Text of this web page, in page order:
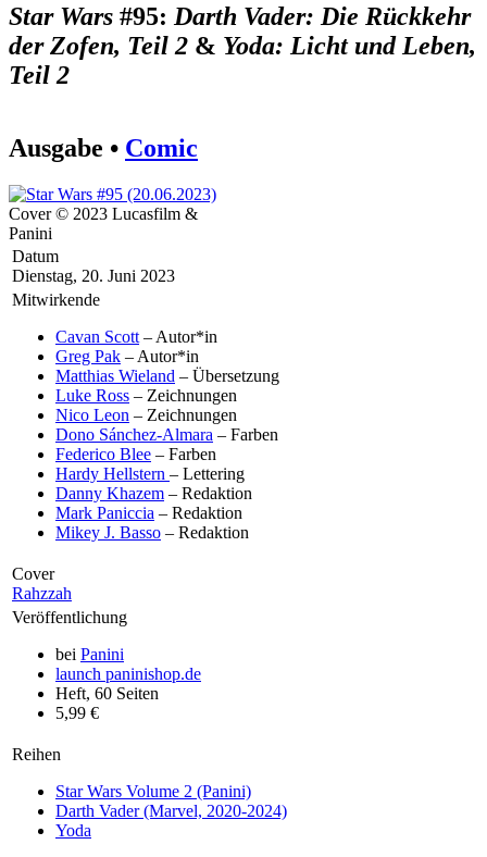
Star Wars #95: Darth Vader: Die Rückkehr
der Zofen, Teil 2 & Yoda: Licht und Leben,
Teil 2
Ausgabe • Comic
Cover © 2023 Lucasfilm &
Panini
Datum
Dienstag, 20. Juni 2023
Mitwirkende
Cavan Scott – Autor*in
Greg Pak – Autor*in
Matthias Wieland – Übersetzung
Luke Ross – Zeichnungen
Nico Leon – Zeichnungen
Dono Sánchez-Almara – Farben
Federico Blee – Farben
Hardy Hellstern – Lettering
Danny Khazem – Redaktion
Mark Paniccia – Redaktion
Mikey J. Basso – Redaktion
Cover
Rahzzah
Veröffentlichung
bei Panini
launch paninishop.de
Heft, 60 Seiten
5,99 €
Reihen
Star Wars Volume 2 (Panini)
Darth Vader (Marvel, 2020-2024)
Yoda